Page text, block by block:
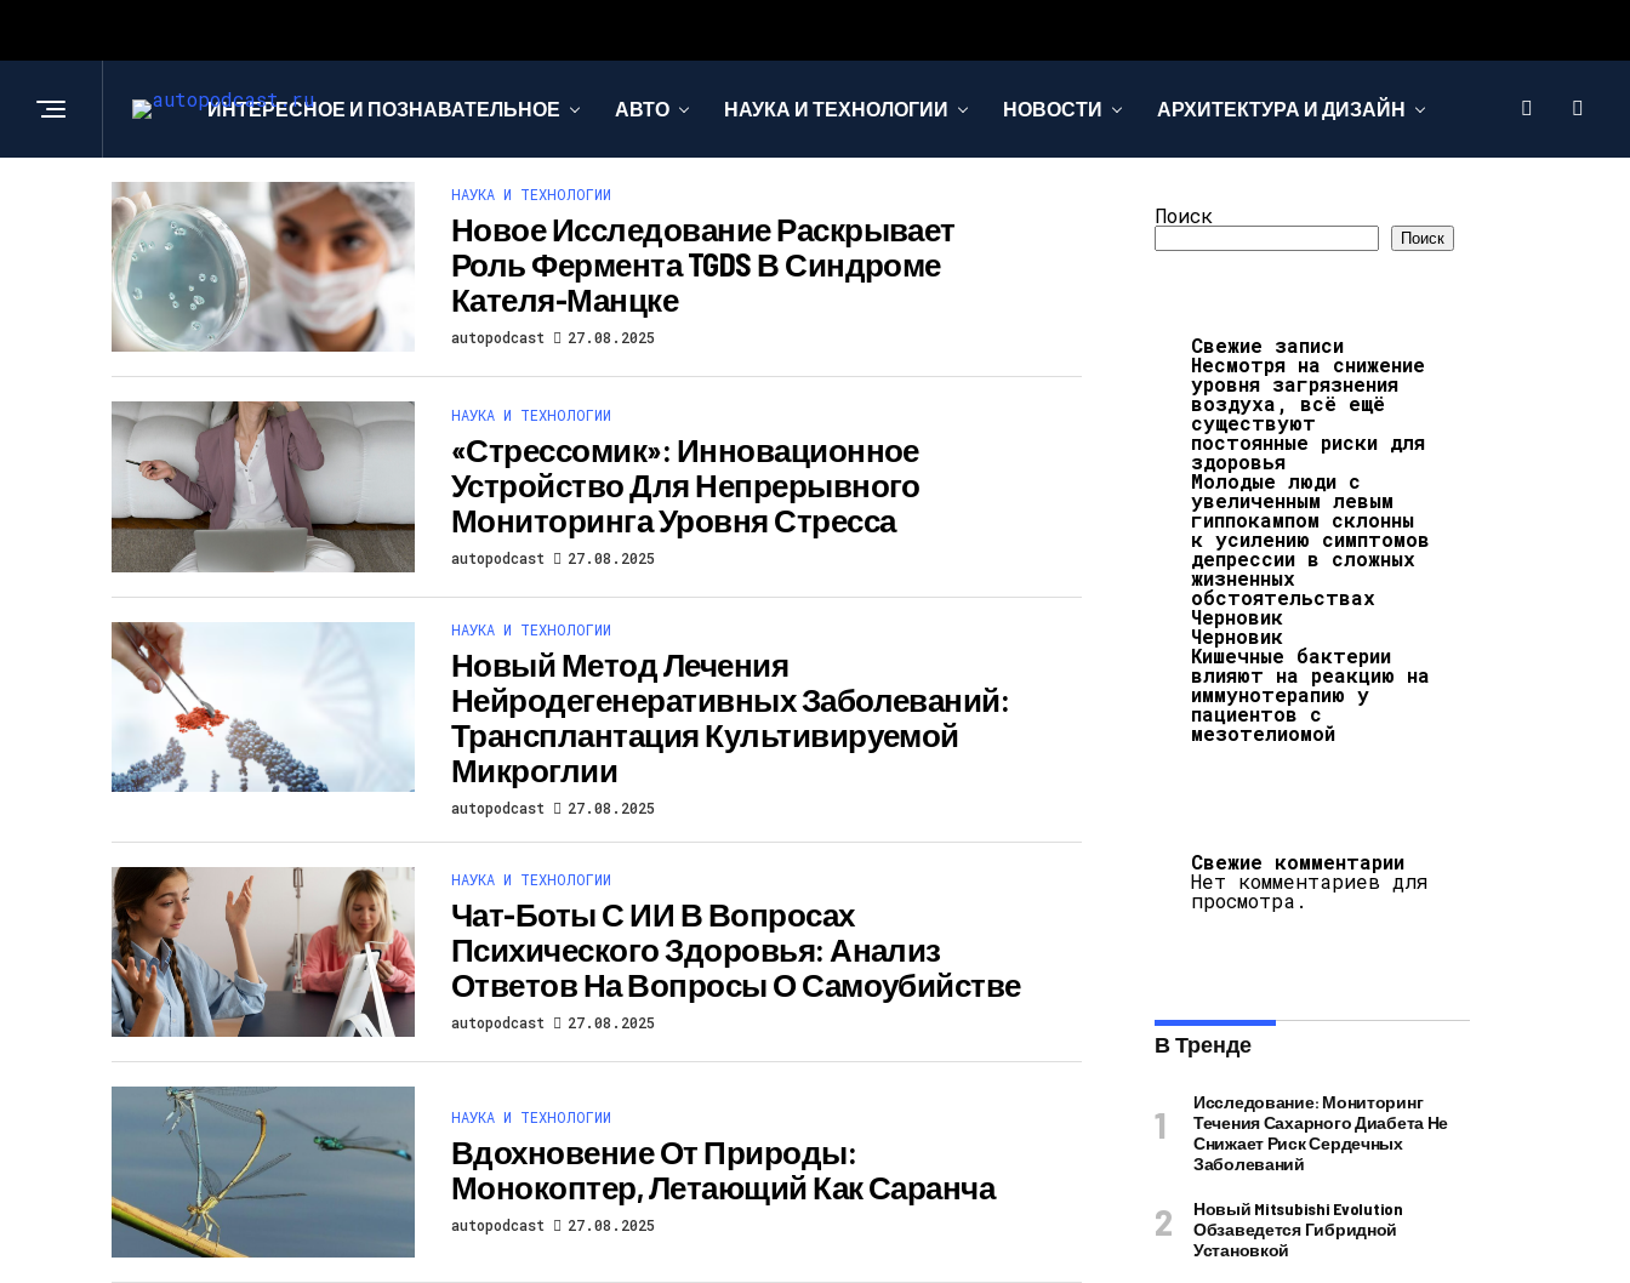
ИНТЕРЕСНОЕ И ПОЗНАВАТЕЛЬНОЕ АВТО НАУКА И ТЕХНОЛОГИИ НОВОСТИ АРХИТЕКТУРА И ДИЗАЙН
НАУКА И ТЕХНОЛОГИИ
Новое Исследование Раскрывает
Роль Фермента TGDS В Синдроме
Кателя-Манцке
autopodcast 27.08.2025
НАУКА И ТЕХНОЛОГИИ
«Стрессомик»: Инновационное
Устройство Для Непрерывного
Мониторинга Уровня Стресса
autopodcast 27.08.2025
НАУКА И ТЕХНОЛОГИИ
Новый Метод Лечения
Нейродегенеративных Заболеваний:
Трансплантация Культивируемой
Микроглии
autopodcast 27.08.2025
НАУКА И ТЕХНОЛОГИИ
Чат-Боты С ИИ В Вопросах
Психического Здоровья: Анализ
Ответов На Вопросы О Самоубийстве
autopodcast 27.08.2025
НАУКА И ТЕХНОЛОГИИ
Вдохновение От Природы:
Монокоптер, Летающий Как Саранча
autopodcast 27.08.2025
Поиск
Поиск
Свежие записи
Несмотря на снижение
уровня загрязнения
воздуха, всё ещё
существуют
постоянные риски для
здоровья
Молодые люди с
увеличенным левым
гиппокампом склонны
к усилению симптомов
депрессии в сложных
жизненных
обстоятельствах
Черновик
Черновик
Кишечные бактерии
влияют на реакцию на
иммунотерапию у
пациентов с
мезотелиомой
Свежие комментарии
Нет комментариев для
просмотра.
В Тренде
Исследование: Мониторинг
Течения Сахарного Диабета Не
Снижает Риск Сердечных
Заболеваний
Новый Mitsubishi Evolution
Обзаведется Гибридной
Установкой